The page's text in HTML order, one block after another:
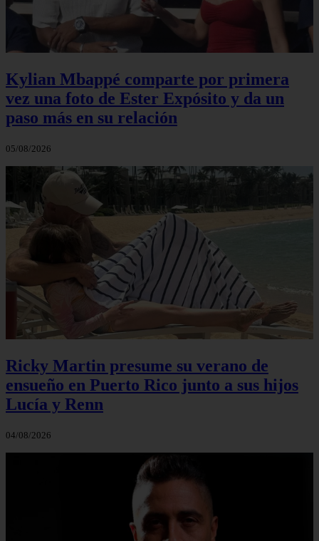
Kylian Mbappé comparte por primera
vez una foto de Ester Expósito y da un
paso más en su relación
05/08/2026
Ricky Martin presume su verano de
ensueño en Puerto Rico junto a sus hijos
Lucía y Renn
04/08/2026